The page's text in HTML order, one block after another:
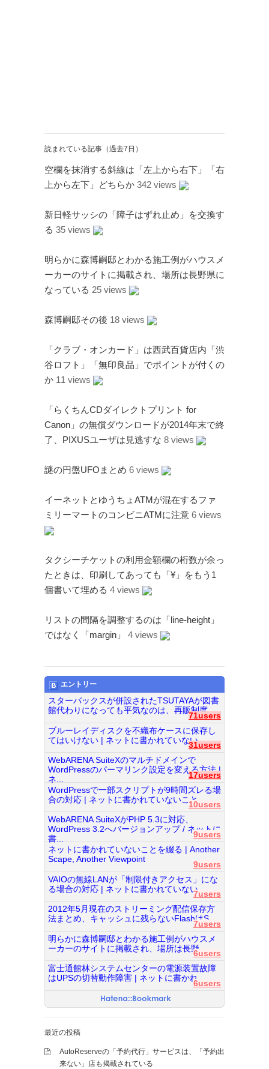
読まれている記事（過去7日）
空欄を抹消する斜線は「左上から右下」「右
上から左下」どちらか 342 views
新日軽サッシの「障子はずれ止め」を交換す
る 35 views
明らかに森博嗣邸とわかる施工例がハウスメ
ーカーのサイトに掲載され、場所は長野県に
なっている 25 views
森博嗣邸その後 18 views
「クラブ・オンカード」は西武百貨店内「渋
谷ロフト」「無印良品」でポイントが付くの
か 11 views
「らくちんCDダイレクトプリント for
Canon」の無償ダウンロードが2014年末で終
了、PIXUSユーザは見逃すな 8 views
謎の円盤UFOまとめ 6 views
イーネットとゆうちょATMが混在するファ
ミリーマートのコンビニATMに注意 6 views
タクシーチケットの利用金額欄の桁数が余っ
たときは、印刷してあっても「¥」をもう1
個書いて埋める 4 views
リストの間隔を調整するのは「line-height」
ではなく「margin」
4 views
エントリー
スターバックスが併設されたTSUTAYAが図書
館代わりになっても平気なのは、再販制度...
71users
ブルーレイディスクを不織布ケースに保存し
てはいけない | ネットに書かれていない...
31users
WebARENA SuiteXのマルチドメインで
WordPressのパーマリンク設定を変える方法 |
ネ...
17users
WordPressで一部スクリプトが9時間ズレる場
合の対応 | ネットに書かれていないこと...
10users
WebARENA SuiteXがPHP 5.3に対応、
WordPress 3.2へバージョンアップ / ネットに
書...
9users
ネットに書かれていないことを綴る | Another
Scape, Another Viewpoint
9users
VAIOの無線LANが「制限付きアクセス」にな
る場合の対応 | ネットに書かれていない...
7users
2012年5月現在のストリーミング配信保存方
法まとめ、キャッシュに残らないFlashはS...
7users
明らかに森博嗣邸とわかる施工例がハウスメ
ーカーのサイトに掲載され、場所は長野...
6users
富士通館林システムセンターの電源装置故障
はUPSの切替動作障害 | ネットに書かれ...
6users
最近の投稿
AutoReserveの「予約代行」サービスは、「予約出
来ない」店も掲載されている